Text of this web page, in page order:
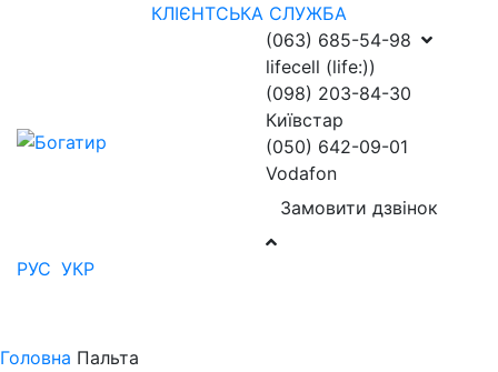
КЛІЄНТСЬКА СЛУЖБА
(063) 685-54-98
lifecell (life:))
(098) 203-84-30
Київстар
(050) 642-09-01
Vodafon
Замовити дзвінок
РУС УКР
Головна Пальта